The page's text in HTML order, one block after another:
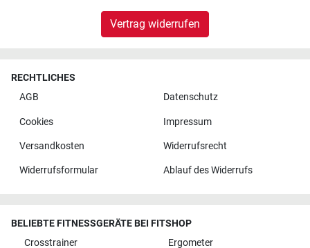
Vertrag widerrufen
RECHTLICHES
AGB
Datenschutz
Cookies Impressum
Versandkosten Widerrufsrecht
Widerrufsformular Ablauf des Widerrufs
BELIEBTE FITNESSGERÄTE BEI FITSHOP
Crosstrainer
Ergometer